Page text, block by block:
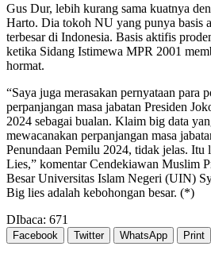
Gus Dur, lebih kurang sama kuatnya
Harto. Dia tokoh NU yang punya basis
terbesar di Indonesia. Basis aktifis
ketika Sidang Istimewa MPR 2001
hormat.
“Saya juga merasakan pernyataan para
perpanjangan masa jabatan Presiden
2024 sebagai bualan. Klaim big data
mewacanakan perpanjangan masa
Penundaan Pemilu 2024, tidak jelas. Itu
Lies,” komentar Cendekiawan Muslim
Besar Universitas Islam Negeri (UIN)
Big lies adalah kebohongan besar. (*)
DIbaca: 671
Facebook Twitter WhatsApp Print